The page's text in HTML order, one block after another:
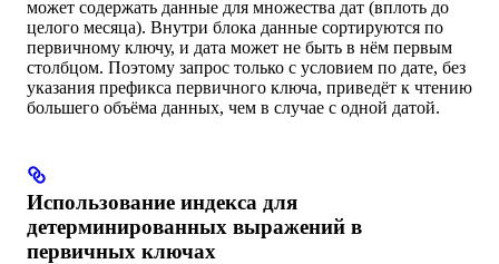
может содержать данные для множества дат (вплоть до
целого месяца). Внутри блока данные сортируются по
первичному ключу, и дата может не быть в нём первым
столбцом. Поэтому запрос только с условием по дате, без
указания префикса первичного ключа, приведёт к чтению
большего объёма данных, чем в случае с одной датой.
Использование индекса для
детерминированных выражений в
первичных ключах